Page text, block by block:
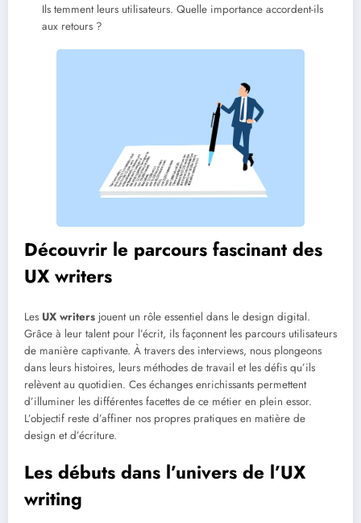
Ils temment leurs utilisateurs. Quelle importance accordent-ils
aux retours ?
Découvrir le parcours fascinant des
UX writers
Les UX writers jouent un rôle essentiel dans le design digital.
Grâce à leur talent pour l’écrit, ils façonnent les parcours utilisateurs
de manière captivante. À travers des interviews, nous plongeons
dans leurs histoires, leurs méthodes de travail et les défis qu’ils
relèvent au quotidien. Ces échanges enrichissants permettent
d’illuminer les différentes facettes de ce métier en plein essor.
L’objectif reste d’affiner nos propres pratiques en matière de
design et d’écriture.
Les débuts dans l’univers de l’UX
writing